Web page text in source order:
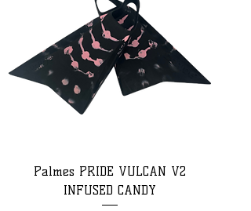
Palmes PRIDE VULCAN V2
INFUSED CANDY